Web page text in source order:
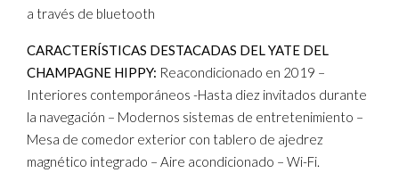
a través de bluetooth
CARACTERÍSTICAS DESTACADAS DEL YATE DEL
CHAMPAGNE HIPPY: Reacondicionado en 2019 –
Interiores contemporáneos -Hasta diez invitados durante
la navegación – Modernos sistemas de entretenimiento –
Mesa de comedor exterior con tablero de ajedrez
magnético integrado – Aire acondicionado – Wi-Fi.